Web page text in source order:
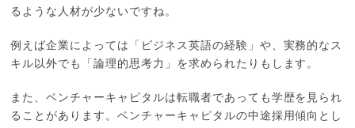
るような人材が少ないですね。
例えば企業によっては「ビジネス英語の経験」や、実務的なス
キル以外でも「論理的思考力」を求められたりもします。
また、ベンチャーキャピタルは転職者であっても学歴を見られ
ることがあります。ベンチャーキャピタルの中途採用傾向とし